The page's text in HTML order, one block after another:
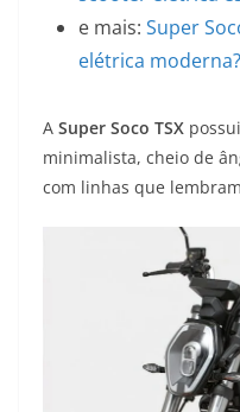
e mais: Super
elétrica moderna?
A Super Soco TSX
minimalista, cheio de
com linhas que